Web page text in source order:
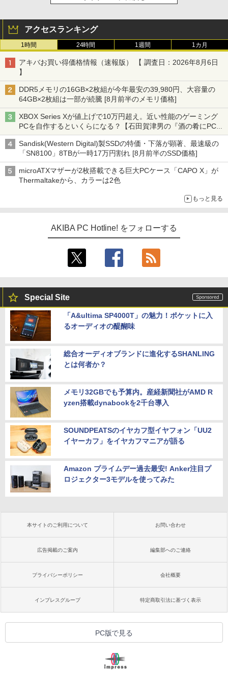
アクセスランキング
1時間 24時間 1週間 1カ月
アキバお買い得価格情報（速報版） 【 調査日：2026年8月6日
】
DDR5メモリの16GB×2枚組が今年最安の39,980円、大容量の
64GB×2枚組は一部が続騰 [8月前半のメモリ価格]
XBOX Series Xが値上げで10万円超え。近い性能のゲーミング
PCを自作するといくらになる？【石田賀津男の『酒の肴にPCゲ
ーム』】
Sandisk(Western Digital)製SSDの特価・下落が顕著、最速級の
「SN8100」8TBが一時17万円割れ [8月前半のSSD価格]
microATXマザーが2枚搭載できる巨大PCケース「CAPO X」が
Thermaltakeから、カラーは2色
もっと見る
AKIBA PC Hotline! をフォローする
Special Site
「A&ultima SP4000T」の魅力！ポケットに入
るオーディオの醍醐味
総合オーディオブランドに進化するSHANLING
とは何者か？
メモリ32GBでも予算内。産経新聞社がAMD R
yzen搭載dynabookを2千台導入
SOUNDPEATSのイヤカフ型イヤフォン「UU2
イヤーカフ」をイヤカフマニアが語る
Amazon プライムデー過去最安! Anker注目プ
ロジェクター3モデルを使ってみた
本サイトのご利用について お問い合わせ
広告掲載のご案内 編集部へのご連絡
プライバシーポリシー 会社概要
インプレスグループ 特定商取引法に基づく表示
PC版で見る